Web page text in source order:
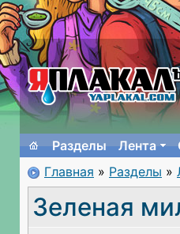
Разделы
Лента
Главная » Разделы »
Зеленая